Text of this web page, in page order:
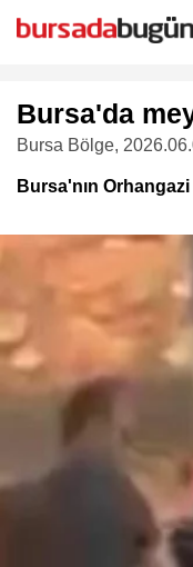
Bursa'da
Bursa Bölge,
Bursa'nın